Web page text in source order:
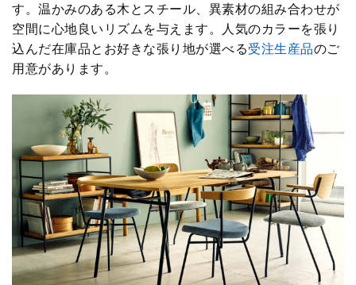
す。温かみのある木とスチール、異素材の組み合わせが
空間に心地良いリズムを与えます。人気のカラーを張り
込んだ在庫品とお好きな張り地が選べる受注生産品のご
用意があります。